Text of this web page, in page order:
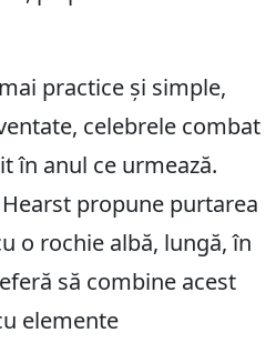
practice și simple,
celebrele combat
în anul ce urmează.
propune purtarea
o rochie albă, lungă, în
să combine acest
elemente